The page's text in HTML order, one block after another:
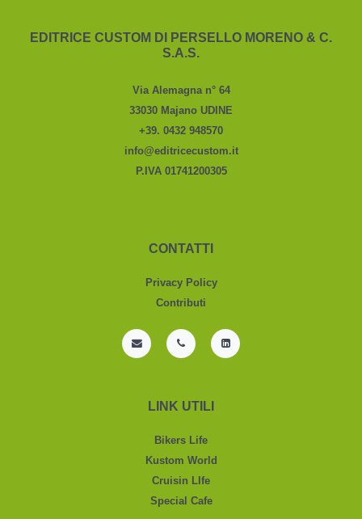
EDITRICE CUSTOM DI PERSELLO MORENO & C.
S.A.S.
Via Alemagna n° 64
33030 Majano UDINE
+39. 0432 948570
info@editricecustom.it
P.IVA 01741200305
CONTATTI
Privacy Policy
Contributi
LINK UTILI
Bikers Life
Kustom World
Cruisin LIfe
Special Cafe